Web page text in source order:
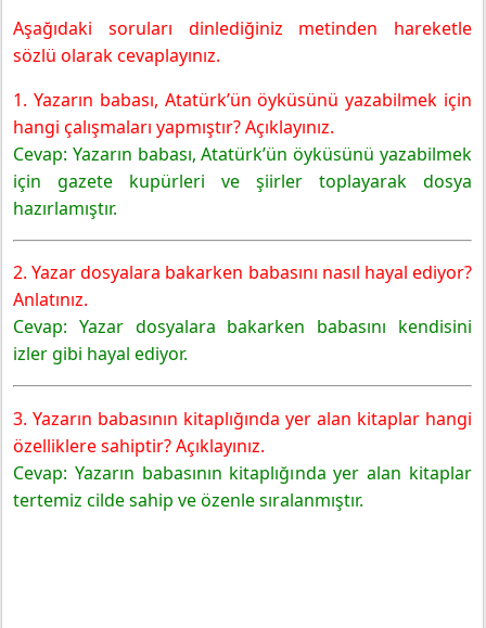
Aşağıdaki soruları dinlediğiniz metinden hareketle
sözlü olarak cevaplayınız.
1. Yazarın babası, Atatürk’ün öyküsünü yazabilmek için
hangi çalışmaları yapmıştır? Açıklayınız.
Cevap: Yazarın babası, Atatürk’ün öyküsünü yazabilmek
için gazete kupürleri ve şiirler toplayarak dosya
hazırlamıştır.
2. Yazar dosyalara bakarken babasını nasıl hayal ediyor?
Anlatınız.
Cevap: Yazar dosyalara bakarken babasını kendisini
izler gibi hayal ediyor.
3. Yazarın babasının kitaplığında yer alan kitaplar hangi
özelliklere sahiptir? Açıklayınız.
Cevap: Yazarın babasının kitaplığında yer alan kitaplar
tertemiz cilde sahip ve özenle sıralanmıştır.